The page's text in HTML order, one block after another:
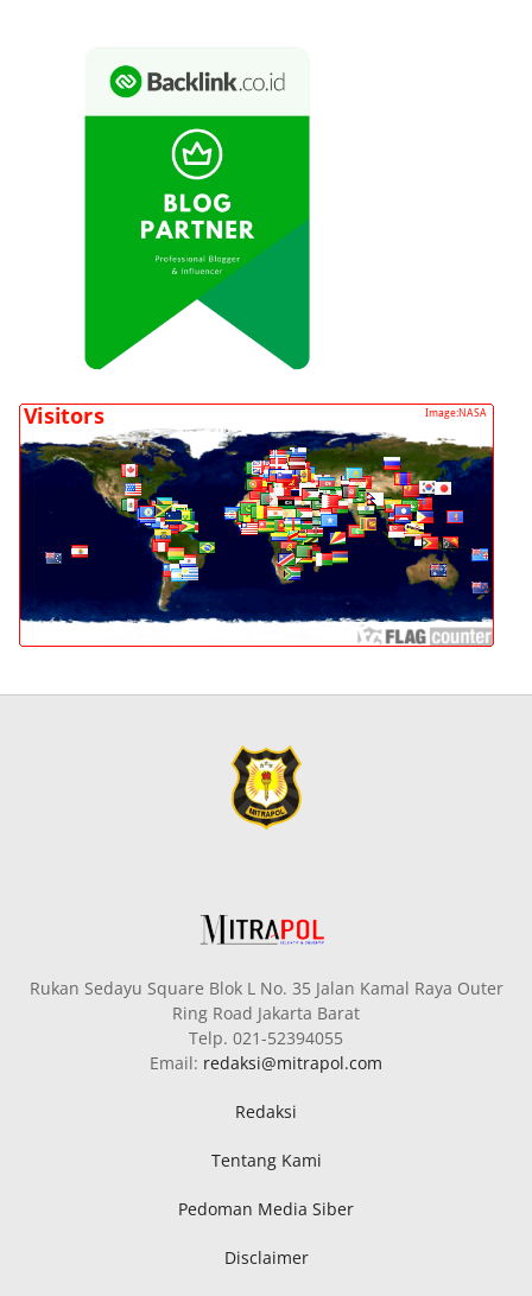
Rukan Sedayu Square Blok L No. 35 Jalan Kamal Raya Outer
Ring Road Jakarta Barat
Telp. 021-52394055
Email: redaksi@mitrapol.com
Redaksi
Tentang Kami
Pedoman Media Siber
Disclaimer